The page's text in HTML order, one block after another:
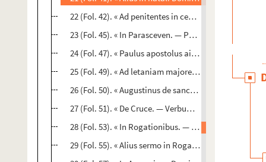
22 (Fol. 42). « Ad penitentes in cena Domini. —
23 (Fol. 45). « In Parasceven. — Popule meus... Diu,
24 (Fol. 47). « Paulus apostolus ait : Etenim Pascha
25 (Fol. 49). « Ad letaniam majorem. — Divina
26 (Fol. 50). « Augustinus de sancto Helia. — D. n. J.
27 (Fol. 51). « De Cruce. — Verbum crucis pereuntibus
28 (Fol. 53). « In Rogationibus. — Quis vestrum...
29 (Fol. 55). « Alius sermo in Rogationibus. —